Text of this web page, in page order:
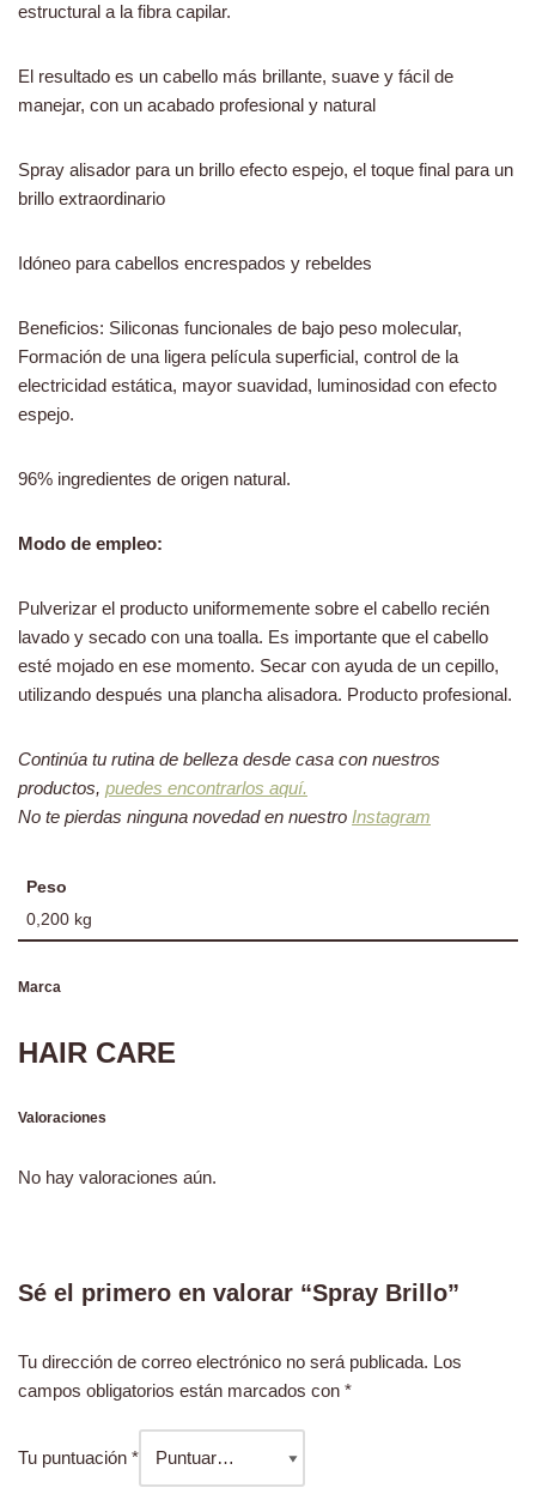
estructural a la fibra capilar.
El resultado es un cabello más brillante, suave y fácil de
manejar, con un acabado profesional y natural
Spray alisador para un brillo efecto espejo, el toque final para un
brillo extraordinario
Idóneo para cabellos encrespados y rebeldes
Beneficios: Siliconas funcionales de bajo peso molecular,
Formación de una ligera película superficial, control de la
electricidad estática, mayor suavidad, luminosidad con efecto
espejo.
96% ingredientes de origen natural.
Modo de empleo:
Pulverizar el producto uniformemente sobre el cabello recién
lavado y secado con una toalla. Es importante que el cabello
esté mojado en ese momento. Secar con ayuda de un cepillo,
utilizando después una plancha alisadora. Producto profesional.
Continúa tu rutina de belleza desde casa con nuestros
productos, puedes encontrarlos aquí.
No te pierdas ninguna novedad en nuestro Instagram
Peso
0,200 kg
Marca
HAIR CARE
Valoraciones
No hay valoraciones aún.
Sé el primero en valorar “Spray Brillo”
Tu dirección de correo electrónico no será publicada. Los
campos obligatorios están marcados con *
Tu puntuación *